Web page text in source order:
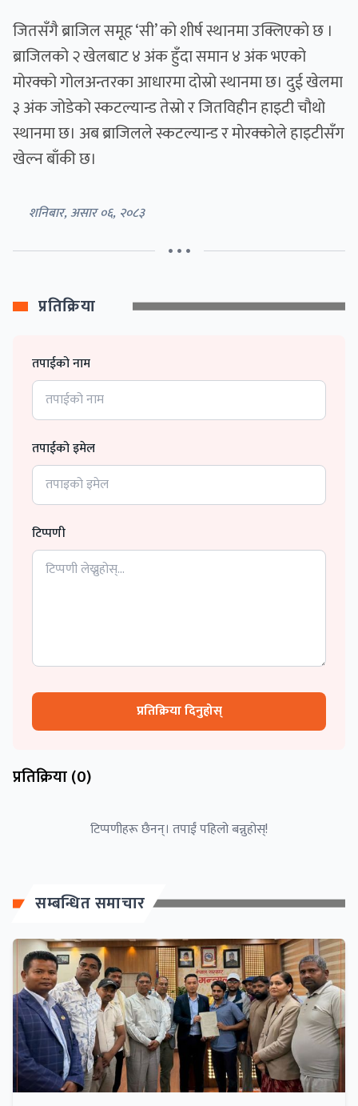
जितसँगै ब्राजिल समूह ‘सी’ को शीर्ष स्थानमा उक्लिएकाे छ ।
ब्राजिलको २ खेलबाट ४ अंक हुँदा समान ४ अंक भएको
मोरक्को गोलअन्तरका आधारमा दोस्रो स्थानमा छ। दुई खेलमा
३ अंक जोडेको स्कटल्यान्ड तेस्रो र जितविहीन हाइटी चौथो
स्थानमा छ। अब ब्राजिलले स्कटल्यान्ड र माेरक्काेले हाइटीसँग
खेल्न बाँकी छ।
शनिबार, असार ०६, २०८३
• • •
प्रतिक्रिया
तपाईको नाम
तपाईको इमेल
टिप्पणी
प्रतिक्रिया दिनुहोस्
प्रतिक्रिया (0)
टिप्पणीहरू छैनन्। तपाईं पहिलो बन्नुहोस्!
सम्बन्धित समाचार